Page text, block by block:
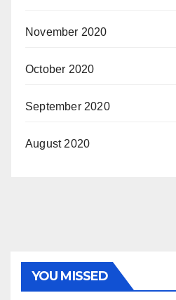
November 2020
October 2020
September 2020
August 2020
YOU MISSED